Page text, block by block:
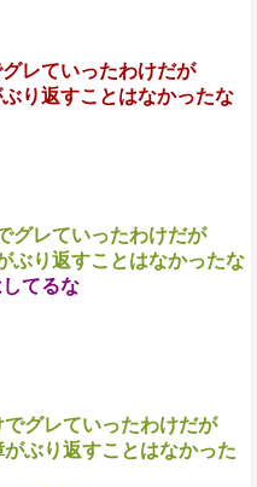
レていったわけだが
り返すことはなかったな
グレていったわけだが
ぶり返すことはなかったな
てるな
グレていったわけだが
ぶり返すことはなかった